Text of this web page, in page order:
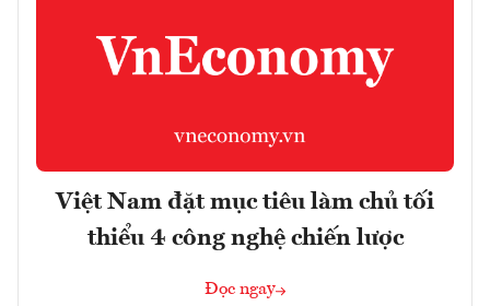
Việt Nam đặt mục tiêu làm chủ tối
thiểu 4 công nghệ chiến lược
Đọc ngay